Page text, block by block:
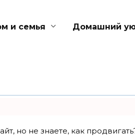
и семья Домашний
но не знаете, как